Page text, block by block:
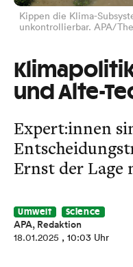
Kippen die Klima-
unkontrollierbar. APA/
und Alte-
Expert:innen
Ernst der Lage
Umwelt Science
APA, Redaktion
18.01.2025 , 10:03 Uhr